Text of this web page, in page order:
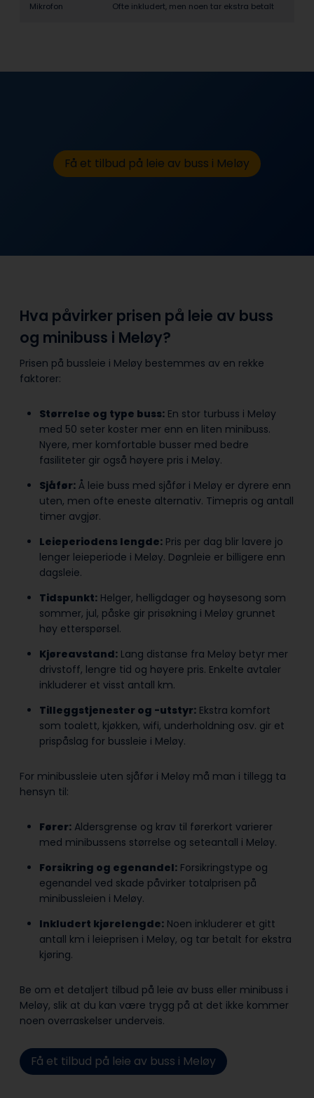
Mikrofon Ofte inkludert, men noen tar ekstra betalt
Få et tilbud på leie av buss i Meløy
Hva påvirker prisen på leie av buss
og minibuss i Meløy?
Prisen på bussleie i Meløy bestemmes av en rekke
faktorer:
Størrelse og type buss: En stor turbuss i Meløy
med 50 seter koster mer enn en liten minibuss.
Nyere, mer komfortable busser med bedre
fasiliteter gir også høyere pris i Meløy.
Sjåfør: Å leie buss med sjåfør i Meløy er dyrere enn
uten, men ofte eneste alternativ. Timepris og antall
timer avgjør.
Leieperiodens lengde: Pris per dag blir lavere jo
lenger leieperiode i Meløy. Døgnleie er billigere enn
dagsleie.
Tidspunkt: Helger, helligdager og høysesong som
sommer, jul, påske gir prisøkning i Meløy grunnet
høy etterspørsel.
Kjøreavstand: Lang distanse fra Meløy betyr mer
drivstoff, lengre tid og høyere pris. Enkelte avtaler
inkluderer et visst antall km.
Tilleggstjenester og -utstyr: Ekstra komfort
som toalett, kjøkken, wifi, underholdning osv. gir et
prispåslag for bussleie i Meløy.
For minibussleie uten sjåfør i Meløy må man i tillegg ta
hensyn til:
Fører: Aldersgrense og krav til førerkort varierer
med minibussens størrelse og seteantall i Meløy.
Forsikring og egenandel: Forsikringstype og
egenandel ved skade påvirker totalprisen på
minibussleien i Meløy.
Inkludert kjørelengde: Noen inkluderer et gitt
antall km i leieprisen i Meløy, og tar betalt for ekstra
kjøring.
Be om et detaljert tilbud på leie av buss eller minibuss i
Meløy, slik at du kan være trygg på at det ikke kommer
noen overraskelser underveis.
Få et tilbud på leie av buss i Meløy